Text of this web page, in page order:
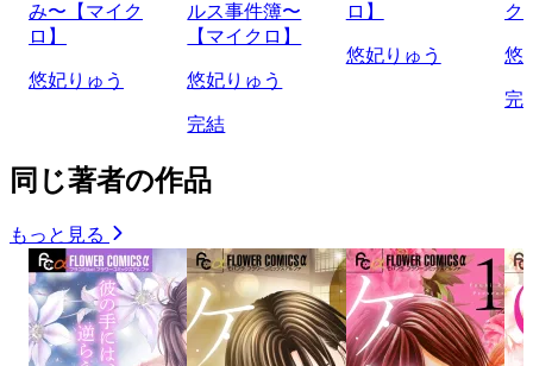
み〜【マイク
ロ】
悠妃りゅう
ルス事件簿〜
【マイクロ】
悠妃りゅう
完結
ロ】
悠妃りゅう
ク
悠
完
同じ著者の作品
もっと見る